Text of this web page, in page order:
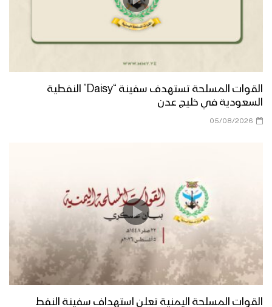
القوات المسلحة تستهدف سفينة “Daisy” النفطية
السعودية في خليج عدن
05/08/2026
القوات المسلحة اليمنية تعلن استهداف سفينة النفط